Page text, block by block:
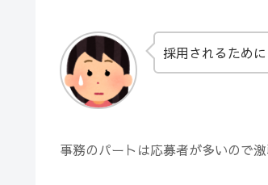
採用されるため
事務のパートは応募者が多いので